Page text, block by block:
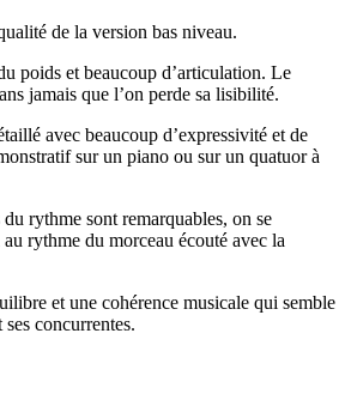
de la version bas niveau.
poids et beaucoup d’articulation. Le
jamais que l’on perde sa lisibilité.
avec beaucoup d’expressivité et de
sur un piano ou sur un quatuor à
rythme sont remarquables, on se
rythme du morceau écouté avec la
et une cohérence musicale qui semble
concurrentes.